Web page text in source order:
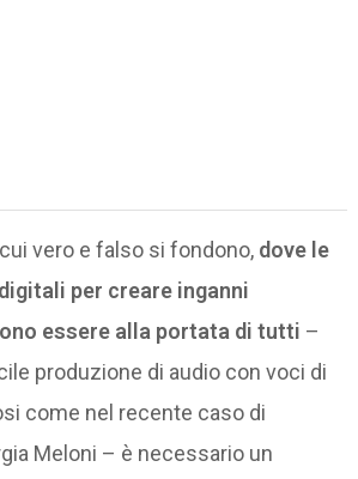
cui vero e falso si fondono, dove le
per creare inganni
essere alla portata di tutti –
produzione di audio con voci di
come nel recente caso di
Meloni – è necessario un